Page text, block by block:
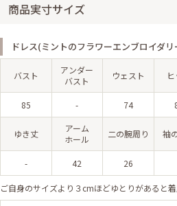
商品実寸サイズ
ドレス(ミントのフラワーエンブロイダ
バスト
アンダー
バスト
ウェスト
85 - 74
ゆき丈
アーム
ホール
二の腕周り 袖
- 42 26
ご自身のサイズより３cmほどゆとりがあると着